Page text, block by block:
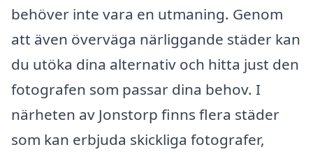
behöver inte vara en utmaning. Genom
att även överväga närliggande städer kan
du utöka dina alternativ och hitta just den
fotografen som passar dina behov. I
närheten av Jonstorp finns flera städer
som kan erbjuda skickliga fotografer,